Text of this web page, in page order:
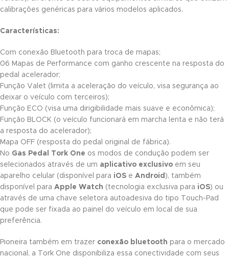
calibrações genéricas para vários modelos aplicados.
Características:
Com conexão Bluetooth para troca de mapas;
06 Mapas de Performance com ganho crescente na resposta do
pedal acelerador;
Função Valet (limita a aceleração do veículo, visa segurança ao
deixar o veículo com terceiros);
Função ECO (visa uma dirigibilidade mais suave e econômica);
Função BLOCK (o veículo funcionará em marcha lenta e não terá
a resposta do acelerador);
Mapa OFF (resposta do pedal original de fábrica).
No Gas Pedal Tork One os modos de condução podem ser
selecionados através de um aplicativo exclusivo em seu
aparelho celular (disponível para iOS e Android ), também
disponível para Apple Watch (tecnologia exclusiva para iOS) ou
através de uma chave seletora autoadesiva do tipo Touch-Pad
que pode ser fixada ao painel do veículo em local de sua
preferência.
Pioneira também em trazer conexão bluetooth para o mercado
nacional, a Tork One disponibiliza essa conectividade com seus